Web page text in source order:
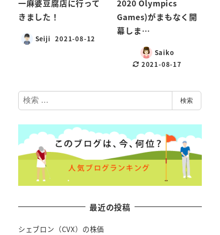
一麻婆豆腐店に行って
きました！
Seiji 2021-08-12
2020 Olympics
Games)がまもなく開
幕しま…
Saiko
2021-08-17
検
索
検索
最近の投稿
シェブロン（CVX）の株価